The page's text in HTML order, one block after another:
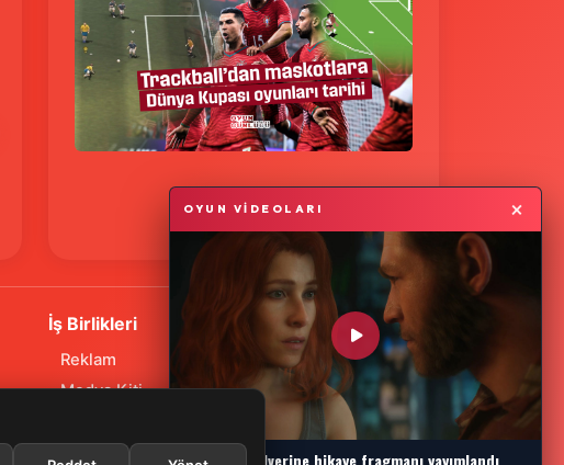
İş Birlikleri
Reklam
Medya Kiti
OYUN VİDEOLARI ×
Marvel's Wolverine hikaye fragmanı yayımlandı